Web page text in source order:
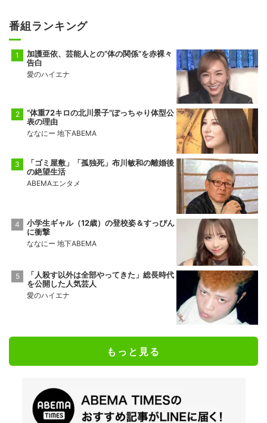
番組ランキング
加護亜依、芸能人との“体の関係”を赤裸々
告白
愛のハイエナ
“体重72キロの北川景子”ぽっちゃり体型公
表の理由
ななにー 地下ABEMA
「ゴミ屋敷」「孤独死」布川敏和の離婚後
の絶望生活
ABEMAエンタメ
小学生ギャル（12歳）の登校姿＆すっぴん
に衝撃
ななにー 地下ABEMA
「人殺す以外は全部やってきた」総長時代
を公開した人気芸人
愛のハイエナ
もっと見る